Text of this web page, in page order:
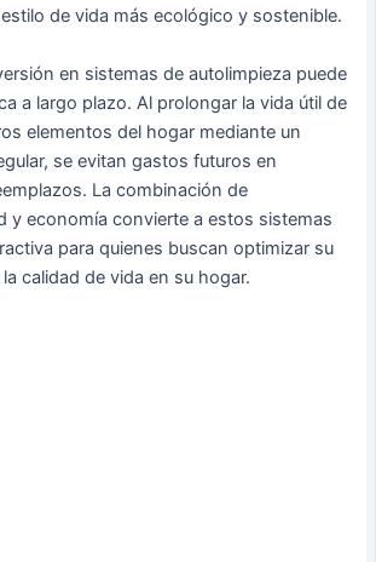
de vida más ecológico y sostenible.
en sistemas de autolimpieza puede
a largo plazo. Al prolongar la vida útil de
elementos del hogar mediante un
se evitan gastos futuros en
La combinación de
y economía convierte a estos sistemas
para quienes buscan optimizar su
calidad de vida en su hogar.